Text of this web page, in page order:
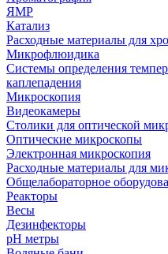
ЯМР
Катализ
Расходные материалы для
Микрофлюидика
Системы определения
каплепадения
Микроскопия
Видеокамеры
Столики для оптической
Оптические микроскопы
Электронная микроскопия
Расходные материалы для
Общелабораторное
Реакторы
Весы
Дезинфекторы
рН метры